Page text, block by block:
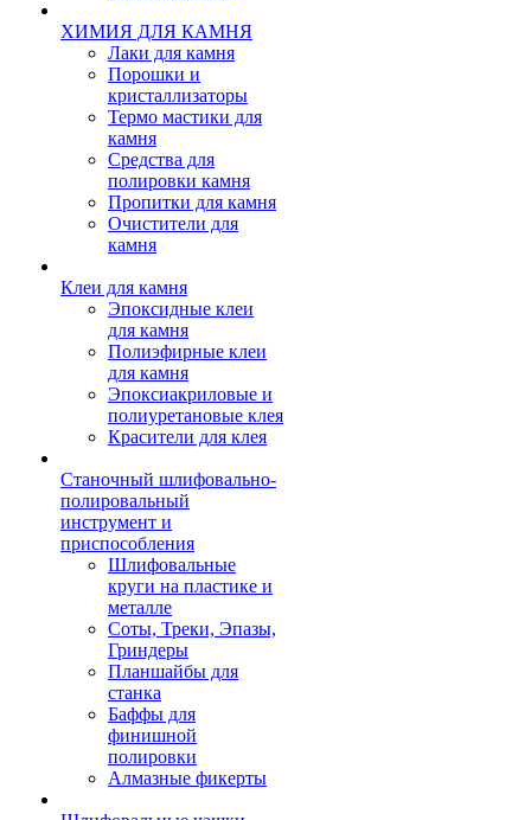
ХИМИЯ ДЛЯ КАМНЯ
Лаки для камня
Порошки и
кристаллизаторы
Термо мастики для
камня
Средства для
полировки камня
Пропитки для камня
Очистители для
камня
Клеи для камня
Эпоксидные клеи
для камня
Полиэфирные клеи
для камня
Эпоксиакриловые и
полиуретановые клея
Красители для клея
Станочный шлифовально-
полировальный
инструмент и
приспособления
Шлифовальные
круги на пластике и
металле
Соты, Треки, Эпазы,
Гриндеры
Планшайбы для
станка
Баффы для
финишной
полировки
Алмазные фикерты